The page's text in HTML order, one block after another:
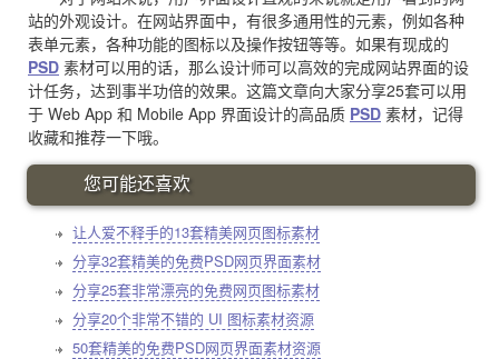
站的外观设计。在网站界面中，有很多通用性的元素，例如各种
表单元素，各种功能的图标以及操作按钮等等。如果有现成的
PSD 素材可以用的话，那么设计师可以高效的完成网站界面的设
计任务，达到事半功倍的效果。这篇文章向大家分享25套可以用
于 Web App 和 Mobile App 界面设计的高品质 PSD 素材，记得
收藏和推荐一下哦。
您可能还喜欢
让人爱不释手的13套精美网页图标素材
分享32套精美的免费PSD网页界面素材
分享25套非常漂亮的免费网页图标素材
分享20个非常不错的 UI 图标素材资源
50套精美的免费PSD网页界面素材资源